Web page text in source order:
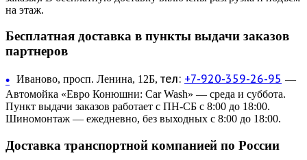
на этаж.
Бесплатная доставка в пункты выдачи заказов
партнеров
• Иваново, просп. Ленина, 12Б, тел: +7-920-359-26-95 —
Автомойка «Евро Конюшни: Car Wash» — среда и суббота.
Пункт выдачи заказов работает с ПН-СБ с 8:00 до 18:00.
Шиномонтаж — ежедневно, без выходных с 8:00 до 18:00.
Доставка транспортной компанией по России